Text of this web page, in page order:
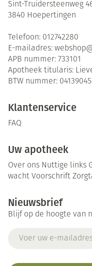
Sint-Truidersteenweg
3840 Hoepertingen
Telefoon: 012742280
E-mailadres:
APB nummer: 733101
Apotheek titularis:
BTW nummer:
Klantenservice
FAQ
Uw apotheek
Over ons Nuttige links
wacht Voorschrift
Nieuwsbrief
Blijf op de hoogte van